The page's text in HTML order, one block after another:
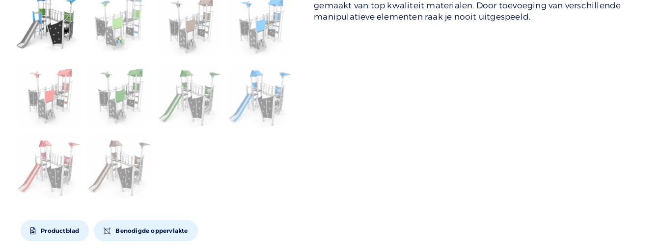
Productblad Benodigde oppervlakte
gemaakt van top kwaliteit materialen. Door toevoeging van verschillende
manipulatieve elementen raak je nooit uitgespeeld.